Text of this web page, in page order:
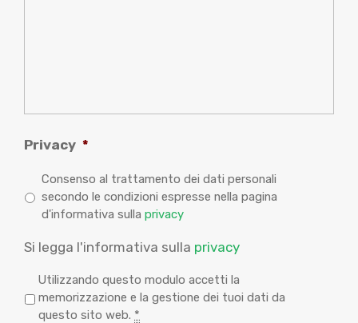
Privacy *
Consenso al trattamento dei dati personali
secondo le condizioni espresse nella pagina
d'informativa sulla privacy
Si legga l'informativa sulla privacy
r
Utilizzando questo modulo accetti la
memorizzazione e la gestione dei tuoi dati da
questo sito web. *